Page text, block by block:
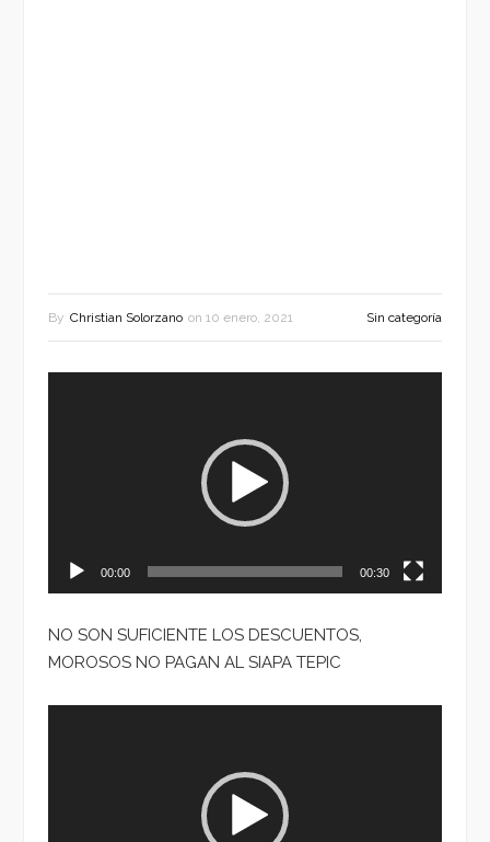
By Christian Solorzano on 10 enero, 2021 Sin categoría
00:00 00:30
NO SON SUFICIENTE LOS DESCUENTOS,
MOROSOS NO PAGAN AL SIAPA TEPIC